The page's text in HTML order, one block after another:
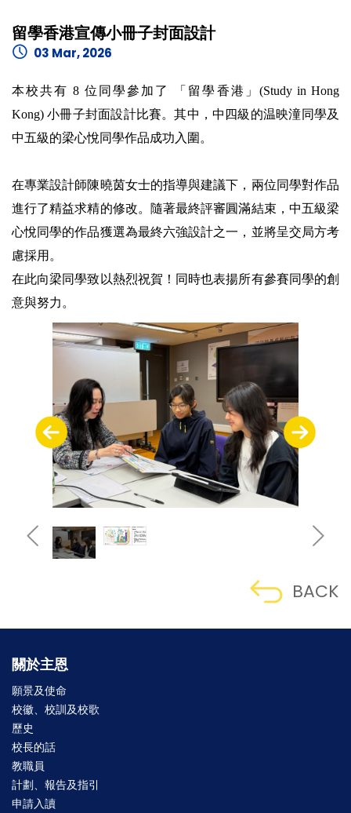
留學香港宣傳小冊子封面設計
03 Mar, 2026
本校共有 8 位同學參加了 「留學香港」(Study in Hong
Kong) 小冊子封面設計比賽。其中，中四級的温映潼同學及
中五級的梁心悅同學作品成功入圍。
在專業設計師陳曉茵女士的指導與建議下，兩位同學對作品
進行了精益求精的修改。隨著最終評審圓滿結束，中五級梁
心悅同學的作品獲選為最終六強設計之一，並將呈交局方考
慮採用。
在此向梁同學致以熱烈祝賀！同時也表揚所有參賽同學的創
意與努力。
BACK
關於主恩
願景及使命
校徽、校訓及校歌
歷史
校長的話
教職員
計劃、報告及指引
申請入讀